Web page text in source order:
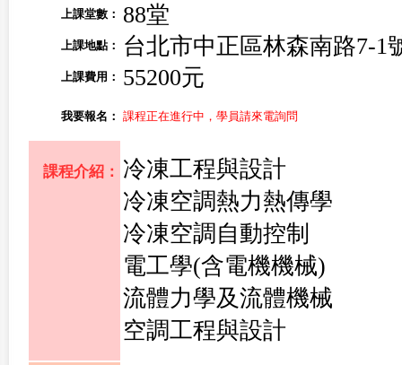
上課堂數： 88堂
上課地點： 台北市中正區林森南路7-1
上課費用： 55200元
我要報名： 課程正在進行中，學員請來電詢問
課程介紹：
冷凍工程與設計
冷凍空調熱力熱傳學
冷凍空調自動控制
電工學(含電機機械)
流體力學及流體機械
空調工程與設計